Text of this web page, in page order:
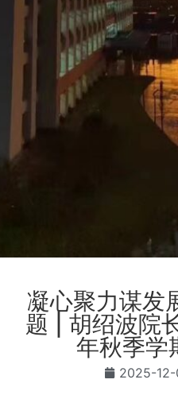
凝心聚力谋发
题 | 胡绍波院
年秋季学
2025-